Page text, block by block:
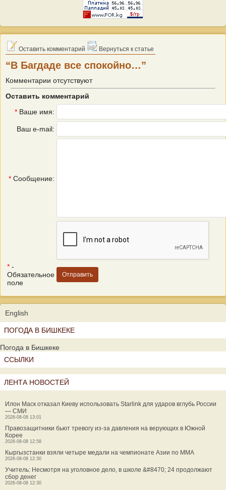
Оставить комментарий Вернуться к статье
“В Багдаде все спокойно…”
Комментарии отсутствуют
Оставить комментарий
* Ваше имя:
Ваш e-mail:
* Сообщение:
* -
Обязательное
поле
English
ПОГОДА В БИШКЕКЕ
Погода в Бишкеке
ССЫЛКИ
ЛЕНТА НОВОСТЕЙ
Илон Маск отказал Киеву использовать Starlink для ударов вглубь России
— СМИ
2026-08-08 13:01
Правозащитники бьют тревогу из-за давления на верующих в Южной
Корее
2026-08-08 12:58
Кыргызстанки взяли четыре медали на чемпионате Азии по MMA
2026-08-08 12:30
Учитель: Несмотря на уголовное дело, в школе &#8470; 24 продолжают
сбор денег
2026-08-08 12:30